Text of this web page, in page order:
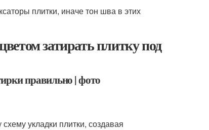
плитки, иначе тон шва в этих
затирать плитку под
правильно | фото
укладки плитки, создавая